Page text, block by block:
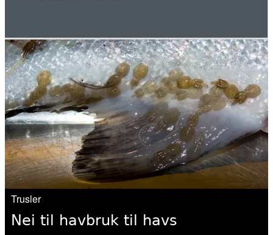
Meråker arrangerer naturgledetur på
Hellstranda
07. mai 2026
Årets overvåking av lakselus er i gang
07. mai 2026
Slik kartlegges unglaksens utvandring
06. mai 2026
Norwegian fish farms polluting fjords
Trusler
Nei til havbruk til havs